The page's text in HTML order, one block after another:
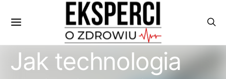
Jak technologia